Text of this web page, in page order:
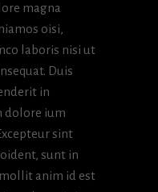
magna
oisi,
laboris nisi ut
Duis
in
dolore ium
sint
sunt in
anim id est